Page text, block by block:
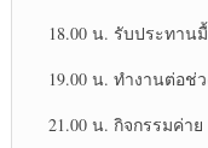
18.00 น. รับประทาน​
19.00 น. ทำงานต่อช่
21.00 น. กิจกรรม​ค่าย